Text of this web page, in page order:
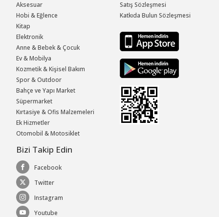
Aksesuar
Hobi & Eğlence
Kitap
Elektronik
Anne & Bebek & Çocuk
Ev & Mobilya
Kozmetik & Kişisel Bakım
Spor & Outdoor
Bahçe ve Yapı Market
Süpermarket
Kırtasiye & Ofis Malzemeleri
Ek Hizmetler
Otomobil & Motosiklet
Satış Sözleşmesi
Katkıda Bulun Sözleşmesi
Bizi Takip Edin
Facebook
Twitter
Instagram
Youtube